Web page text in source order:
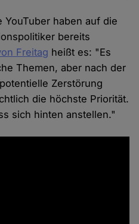
YouTuber haben auf die
bereits
Freitag heißt es: "Es
Themen, aber nach der
Zerstörung
die höchste Priorität.
sich hinten anstellen."